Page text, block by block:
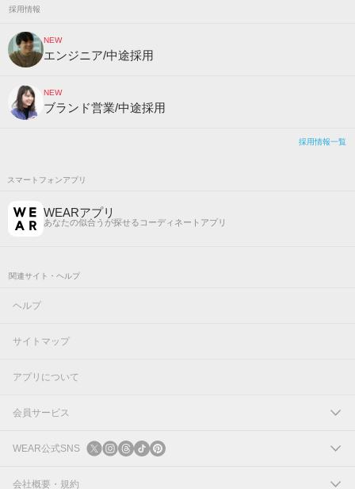
採用情報
NEW
エンジニア/中途採用
NEW
ブランド営業/中途採用
採用情報一覧
スマートフォンアプリ
WEARアプリ
あなたの似合うが探せるコーディネートアプリ
関連サイト・ヘルプ
ヘルプ
サイトマップ
アプリについて
会員サービス
ログイン
新規会員登録
WEAR公式SNS
X
会社概要・規約